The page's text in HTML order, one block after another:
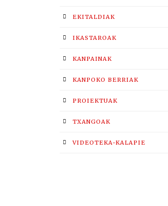
EKITALDIAK
IKASTAROAK
KANPAINAK
KANPOKO BERRIAK
PROIEKTUAK
TXANGOAK
VIDEOTEKA-KALAPIE